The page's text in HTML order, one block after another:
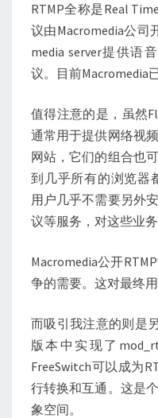
RTMP全称是Real
议由Macromedia公司
media server提供语
议。目前Macromedia
值得注意的是，虽然
通常用于提供网络视
网站，它们的组合也
到几乎所有的浏览器
用户几乎不需要另外
议等服务，对这些业
Macromedia公开
争的需要。这对最终
而吸引我注意的则是
版本中实现了
FreeSwitch可以成为
行转换和互通。这是
象空间。